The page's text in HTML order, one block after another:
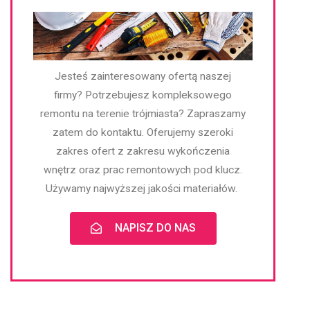
Jesteś zainteresowany ofertą naszej
firmy? Potrzebujesz kompleksowego
remontu na terenie trójmiasta? Zapraszamy
zatem do kontaktu. Oferujemy szeroki
zakres ofert z zakresu wykończenia
wnętrz oraz prac remontowych pod klucz.
Używamy najwyższej jakości materiałów.
NAPISZ DO NAS